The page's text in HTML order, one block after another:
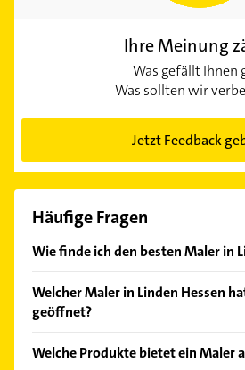
Ihre Meinung
Was gefällt Ihnen
Was sollten wir
Jetzt Feedback
Häufige Fragen
Wie finde ich den besten Maler in
Kundenmeinungen und profitieren
Empfehlungen. Die Suchergebnisse
Welcher Maler in Linden Hessen
geöffnet?
Bitte beachten Sie, dass diese an
Welche Produkte bietet ein Maler